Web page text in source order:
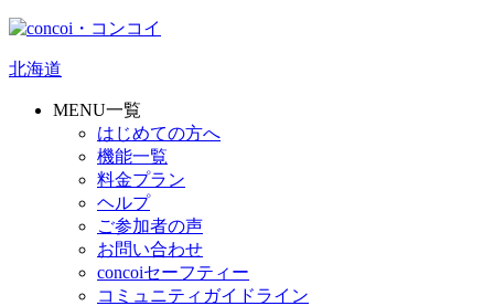
北海道
MENU一覧
はじめての方へ
機能一覧
料金プラン
ヘルプ
ご参加者の声
お問い合わせ
concoiセーフティー
コミュニティガイドライン